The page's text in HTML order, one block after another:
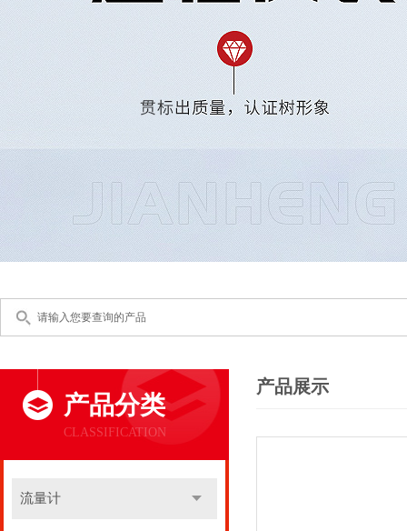
产品分类
CLASSIFICATION
流量计
产品展示